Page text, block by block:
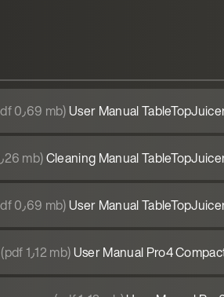
User Manual (pdf 0٫69 mb)
Cleaning Manual(pdf 0٫26 mb)
User Manual (pdf 0٫69 mb)
User Manual Pro4 (pdf 1٫12 mb)